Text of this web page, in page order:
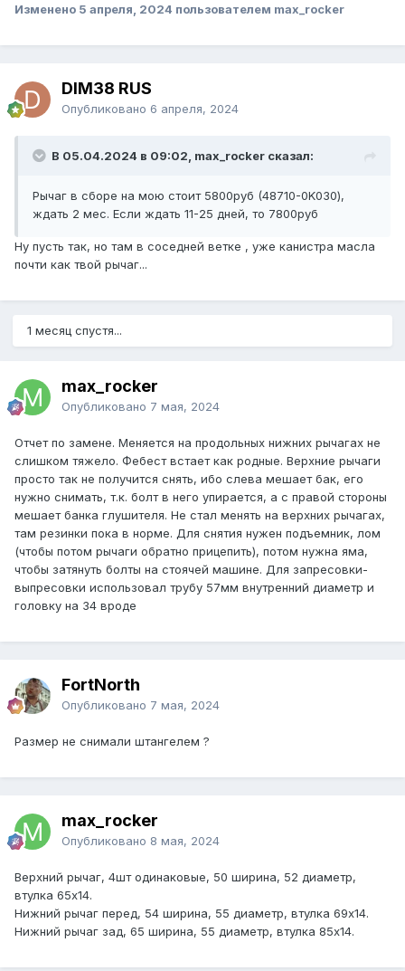
Изменено 5 апреля, 2024 пользователем max_rocker
DIM38 RUS
Опубликовано 6 апреля, 2024
В 05.04.2024 в 09:02, max_rocker сказал:
Рычаг в сборе на мою стоит 5800руб (48710-0K030),
ждать 2 мес. Если ждать 11-25 дней, то 7800руб
Ну пусть так, но там в соседней ветке , уже канистра масла
почти как твой рычаг...
1 месяц спустя...
max_rocker
Опубликовано 7 мая, 2024
Отчет по замене. Меняется на продольных нижних рычагах не
слишком тяжело. Фебест встает как родные. Верхние рычаги
просто так не получится снять, ибо слева мешает бак, его
нужно снимать, т.к. болт в него упирается, а с правой стороны
мешает банка глушителя. Не стал менять на верхних рычагах,
там резинки пока в норме. Для снятия нужен подъемник, лом
(чтобы потом рычаги обратно прицепить), потом нужна яма,
чтобы затянуть болты на стоячей машине. Для запресовки-
выпресовки использовал трубу 57мм внутренний диаметр и
головку на 34 вроде
FоrtNorth
Опубликовано 7 мая, 2024
Размер не снимали штангелем ?
max_rocker
Опубликовано 8 мая, 2024
Верхний рычаг, 4шт одинаковые, 50 ширина, 52 диаметр,
втулка 65х14.
Нижний рычаг перед, 54 ширина, 55 диаметр, втулка 69х14.
Нижний рычаг зад, 65 ширина, 55 диаметр, втулка 85х14.